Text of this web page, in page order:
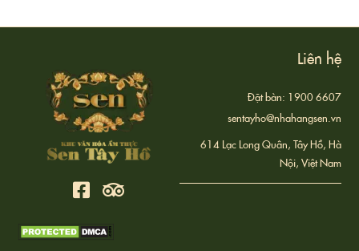
Liên hệ
Đặt bàn: 1900 6607
sentayho@nhahangsen.vn
614 Lạc Long Quân, Tây Hồ, Hà
Nội, Việt Nam